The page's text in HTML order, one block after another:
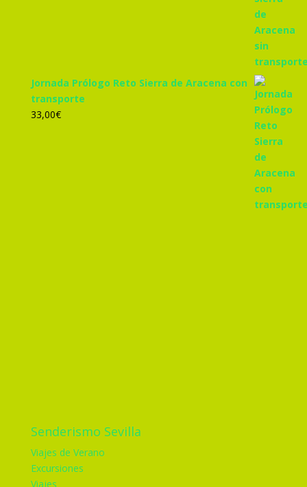
Jornada Prólogo Reto Sierra de Aracena con
transporte
33,00€
Senderismo Sevilla
Viajes de Verano
Excursiones
Viajes